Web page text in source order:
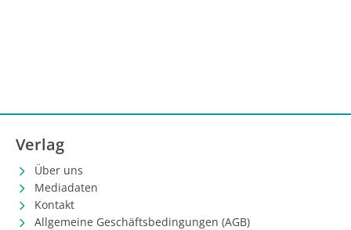
Verlag
Über uns
Mediadaten
Kontakt
Allgemeine Geschäftsbedingungen (AGB)